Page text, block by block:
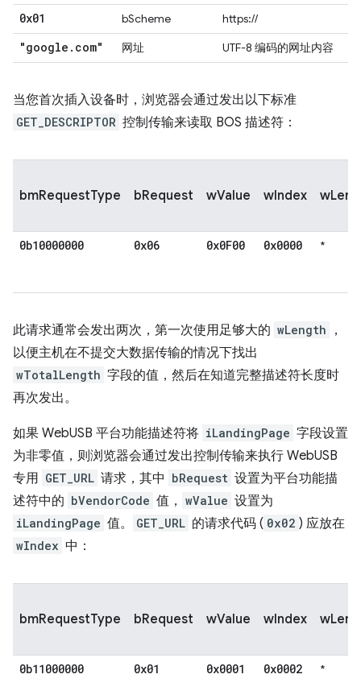
0x01 bScheme https://
"google . com" 网址 UTF-8 编码的网址内容
当您首次插入设备时，浏览器会通过发出以下标准
GET_DESCRIPTOR 控制传输来读取 BOS 描述符：
bmRequestType bRequest wValue wIndex
0b10000000 0x06 0x0F00 0x0000 *
此请求通常会发出两次，第一次使用足够大的 wLength
，
以便主机在不提交大数据传输的情况下找出
wTotalLength 字段的值，然后在知道完整描述符长度时
再次发出。
如果 WebUSB 平台功能描述符将 iLandingPage 字段设置
为非零值，则浏览器会通过发出控制传输来执行 WebUSB
专用 GET_URL 请求，其中 bRequest 设置为平台功能描
述符中的 bVendorCode 值， wValue 设置为
iLandingPage 值。 GET_URL 的请求代码 ( 0x02 ) 应放在
wIndex 中：
bmRequestType bRequest wValue wIndex
0b11000000 0x01 0x0001 0x0002 *